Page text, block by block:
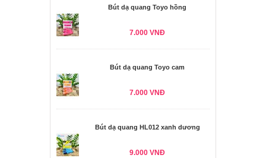
Bút dạ quang Toyo hồng
7.000 VNĐ
Bút dạ quang Toyo cam
7.000 VNĐ
Bút dạ quang HL012 xanh dương
9.000 VNĐ